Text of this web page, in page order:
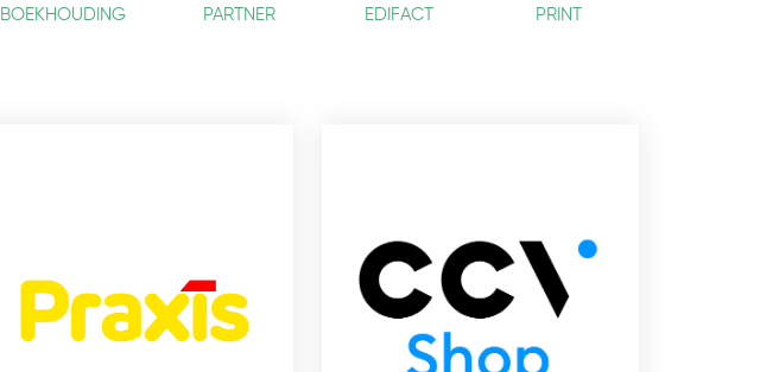
BOEKHOUDING PARTNER EDIFACT PRINT